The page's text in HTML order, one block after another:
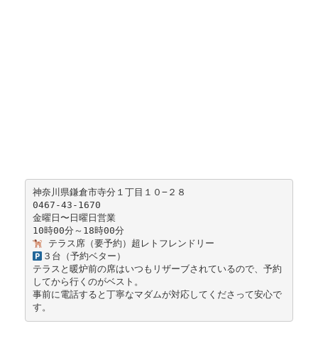
神奈川県鎌倉市寺分１丁目１０−２８
0467-43-1670
金曜日〜日曜日営業
10時00分～18時00分
テラス席（要予約）超レトフレンドリー
３台（予約ベター）
テラスと暖炉前の席はいつもリザーブされているので、予約
してから行くのがベスト。
事前に電話すると丁寧なマダムが対応してくださって安心で
す。